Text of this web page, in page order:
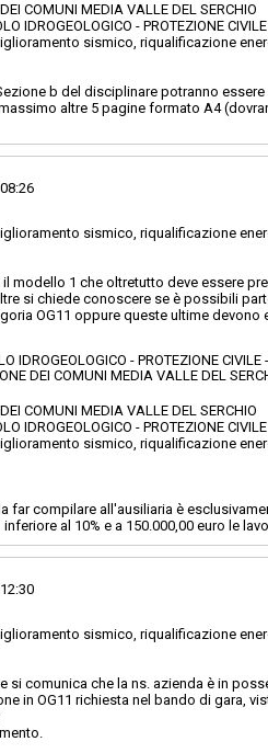
COMUNI MEDIA VALLE DEL SERCHIO
IDROGEOLOGICO - PROTEZIONE
sismico, riqualificazione
b del disciplinare potranno
altre 5 pagine formato A4
sismico, riqualificazione
modello 1 che oltretutto deve essere
si chiede conoscere se è possibili
OG11 oppure queste ultime
IDROGEOLOGICO - PROTEZIONE
DEI COMUNI MEDIA VALLE DEL
COMUNI MEDIA VALLE DEL SERCHIO
IDROGEOLOGICO - PROTEZIONE
sismico, riqualificazione
far compilare all'ausiliaria è
inferiore al 10% e a 150.000,00 euro le
sismico, riqualificazione
si comunica che la ns. azienda è in
in OG11 richiesta nel bando di gara,